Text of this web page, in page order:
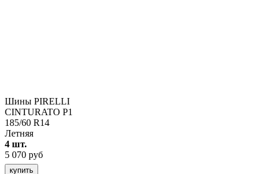
Шины PIRELLI
CINTURATO P1
185/60 R14
Летняя
4 шт.
5 070 руб
купить